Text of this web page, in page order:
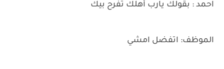
احمد : بقولك يارب أهلك تفرح بيك
الموظف: اتفضل امشي